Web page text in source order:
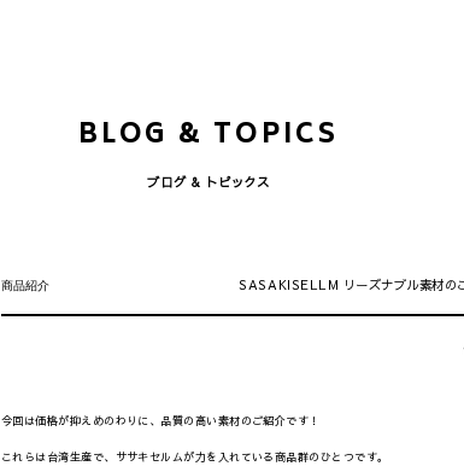
BLOG & TOPICS
ブログ & トピックス
商品紹介 SASAKISELLM リーズナブル素材の
今回は価格が抑えめのわりに、品質の高い素材のご紹介です！
これらは台湾生産で、ササキセルムが力を入れている商品群のひとつです。